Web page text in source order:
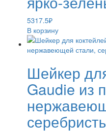
5317.5₽
В корзину
Шейкер
Gaudie из